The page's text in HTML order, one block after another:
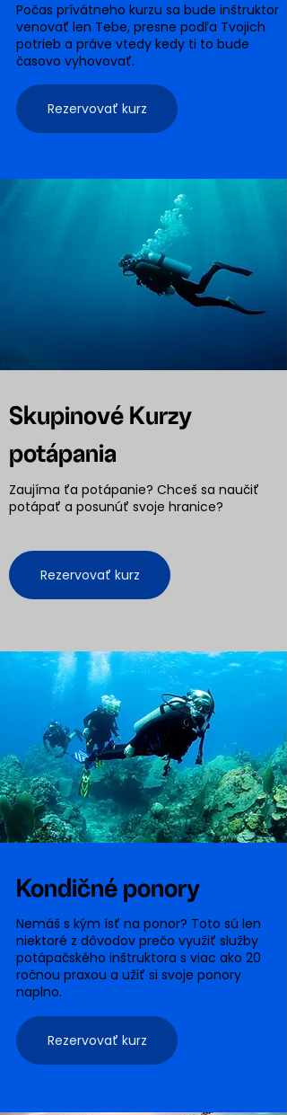
Počas prívátneho kurzu sa bude inštruktor
venovať len Tebe, presne podľa Tvojich
potrieb a práve vtedy kedy ti to bude
časovo vyhovovať.
Rezervovať kurz
Skupinové Kurzy
potápania
Zaujíma ťa potápanie? Chceš sa naučiť
potápať a posunúť svoje hranice?
Rezervovať kurz
Kondičné ponory
Nemáš s kým ísť na ponor?​ Toto sú len
niektoré z dôvodov prečo využiť služby
potápačského inštruktora s viac ako 20
ročnou praxou a užiť si svoje ponory
naplno.​
Rezervovať kurz